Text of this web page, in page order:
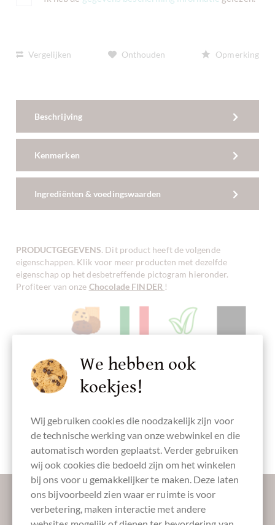
Vergelijken Onthouden Opmerking
Beschrijving
Kenmerken
Ingrediënten & voedingswaarden
PRODUCTGEGEVENS. Dit product heeft de volgende
eigenschappen. Klik voor meer producten met dezelfde
eigenschap op het desbetreffende pictogram hieronder.
Profiteer van onze Chocolade FINDER !
Italië
Sweet
Fingerfood
Grootverpakking
Laat ons uw inbox verzoeten:
We hebben ook
koekjes!
Wij gebruiken cookies die noodzakelijk zijn voor
de technische werking van onze webwinkel en die
automatisch worden geplaatst. Verder gebruiken
wij ook cookies die bedoeld zijn om het winkelen
bij ons voor u gemakkelijker te maken. Deze laten
ons bijvoorbeeld zien waar er ruimte is voor
verbetering, maken interactie met andere